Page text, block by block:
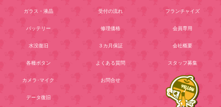
ガラス・液晶
バッテリー
水没復旧
各種ボタン
カメラ･マイク
データ復旧
受付の流れ
修理価格
３カ月保証
よくある質問
お問合せ
フランチャイズ
会員専用
会社概要
スタッフ募集